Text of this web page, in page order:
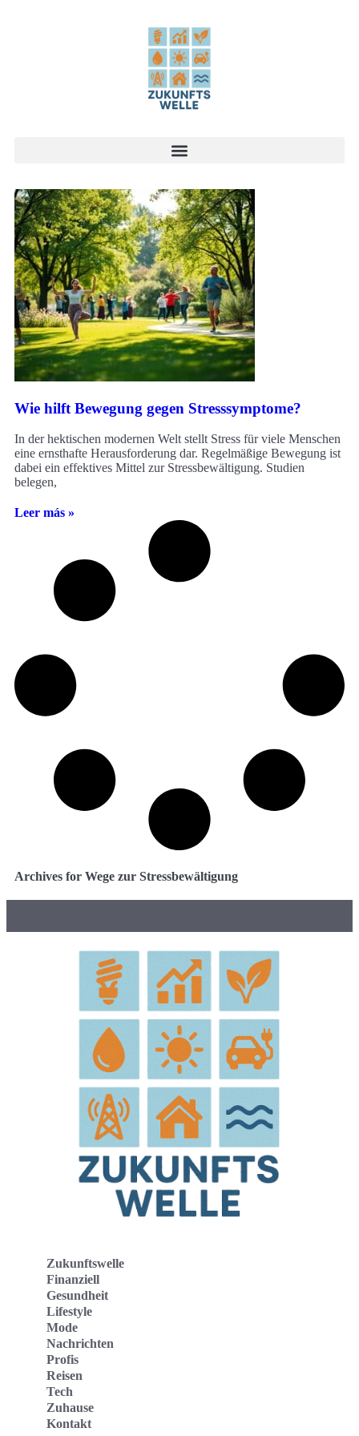
Wie hilft Bewegung gegen Stresssymptome?
In der hektischen modernen Welt stellt Stress für viele Menschen
eine ernsthafte Herausforderung dar. Regelmäßige Bewegung ist
dabei ein effektives Mittel zur Stressbewältigung. Studien
belegen,
Leer más »
Archives for Wege zur Stressbewältigung
Zukunftswelle
Finanziell
Gesundheit
Lifestyle
Mode
Nachrichten
Profis
Reisen
Tech
Zuhause
Kontakt